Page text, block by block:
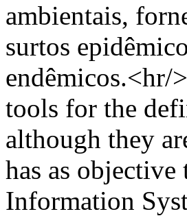
ambientais,
surtos
endêmicos.<hr/
tools for the
although they
has as
Information